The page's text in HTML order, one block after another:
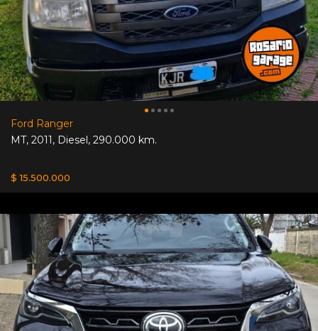
Ford Ranger
MT, 2011, Diesel, 290.000 km.
$ 15.500.000